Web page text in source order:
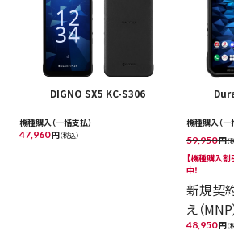
DIGNO SX5 KC-S306
機種購入（一括支払）
47,960円（税込）
機種購入（一
59,950円（
【機種購入
中！
新規契
え（MNP
48,950円（